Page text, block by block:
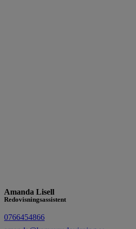
Amanda Lisell
Redovisningsassistent
0766454866